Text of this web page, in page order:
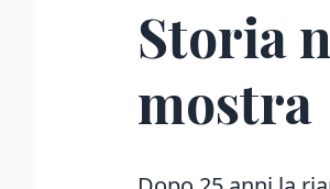
Storia
mostra